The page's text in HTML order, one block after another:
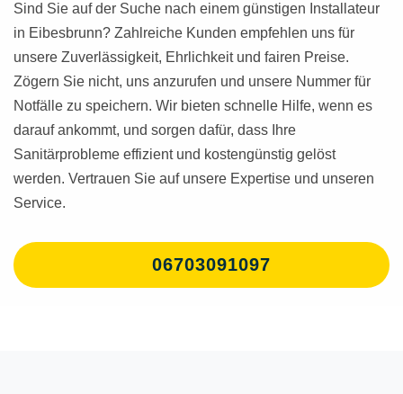
Sind Sie auf der Suche nach einem günstigen Installateur
in Eibesbrunn? Zahlreiche Kunden empfehlen uns für
unsere Zuverlässigkeit, Ehrlichkeit und fairen Preise.
Zögern Sie nicht, uns anzurufen und unsere Nummer für
Notfälle zu speichern. Wir bieten schnelle Hilfe, wenn es
darauf ankommt, und sorgen dafür, dass Ihre
Sanitärprobleme effizient und kostengünstig gelöst
werden. Vertrauen Sie auf unsere Expertise und unseren
Service.
06703091097